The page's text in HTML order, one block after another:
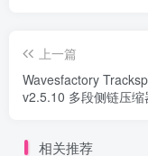
上一篇
Wavesfactory
v2.5.10 多段侧链压缩
相关推荐